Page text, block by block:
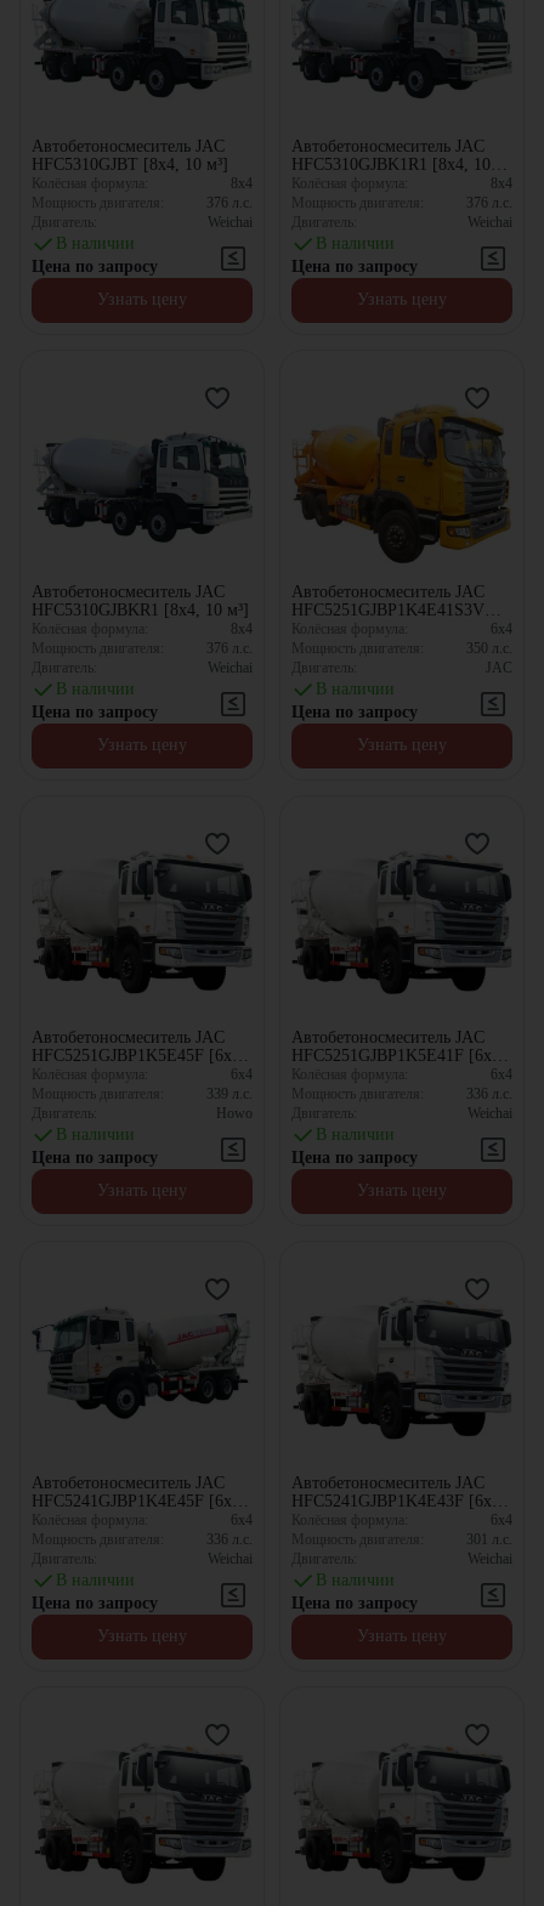
Автобетоносмеситель JAC
HFC5310GJBT [8x4, 10 м³]
Колёсная формула:
8x4
Мощность двигателя:
376 л.с.
Двигатель:
Weichai
В наличии
Цена по запросу
Узнать цену
Автобетоносмеситель JAC
HFC5310GJBK1R1 [8x4, 10
м³]
Колёсная формула:
8x4
Мощность двигателя:
376 л.с.
Двигатель:
Weichai
В наличии
Цена по запросу
Узнать цену
Автобетоносмеситель JAC
HFC5310GJBKR1 [8x4, 10 м³]
Колёсная формула:
8x4
Мощность двигателя:
376 л.с.
Двигатель:
Weichai
В наличии
Цена по запросу
Узнать цену
Автобетоносмеситель JAC
HFC5251GJBP1K4E41S3V
[6x4, 10.67 м³]
Колёсная формула:
6x4
Мощность двигателя:
350 л.с.
Двигатель:
JAC
В наличии
Цена по запросу
Узнать цену
Автобетоносмеситель JAC
HFC5251GJBP1K5E45F [6x4,
10.67 м³]
Колёсная формула:
6x4
Мощность двигателя:
339 л.с.
Двигатель:
Howo
В наличии
Цена по запросу
Узнать цену
Автобетоносмеситель JAC
HFC5251GJBP1K5E41F [6x4,
10.67 м³]
Колёсная формула:
6x4
Мощность двигателя:
336 л.с.
Двигатель:
Weichai
В наличии
Цена по запросу
Узнать цену
Автобетоносмеситель JAC
HFC5241GJBP1K4E45F [6x4,
10.67 м³]
Колёсная формула:
6x4
Мощность двигателя:
336 л.с.
Двигатель:
Weichai
В наличии
Цена по запросу
Узнать цену
Автобетоносмеситель JAC
HFC5241GJBP1K4E43F [6x4,
10.67 м³]
Колёсная формула:
6x4
Мощность двигателя:
301 л.с.
Двигатель:
Weichai
В наличии
Цена по запросу
Узнать цену